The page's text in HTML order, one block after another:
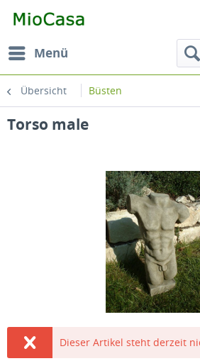
Menü
Übersicht Büsten
Torso male
Dieser Artikel steht derzeit